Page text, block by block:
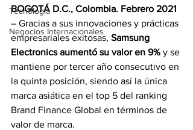
Tecnología
Negocios Internacionales
BOGOTÁ D.C., Colombia. Febrero 2021
– Gracias a sus innovaciones y prácticas
empresariales exitosas, Samsung
Electronics aumentó su valor en 9% y se
mantiene por tercer año consecutivo en
la quinta posición, siendo así la única
marca asiática en el top 5 del ranking
Brand Finance Global en términos de
valor de marca.